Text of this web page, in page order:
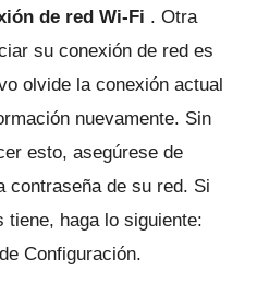
de red Wi-Fi . Otra
su conexión de red es
olvide la conexión actual
nuevamente. Sin
esto, asegúrese de
contraseña de su red. Si
tiene, haga lo siguiente:
Configuración.